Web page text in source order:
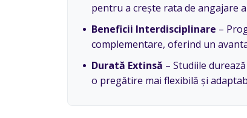
pentru a crește rata de angajare
Beneficii Interdisciplinare –
complementare, oferind un
Durată Extinsă – Studiile
o pregătire mai flexibilă și